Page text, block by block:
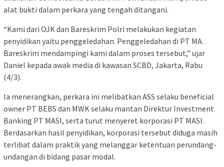
alat bukti dalam perkara yang tengah ditangani.
“Kami dari OJK dan Bareskrim Polri melakukan kegiatan
penyidikan yaitu penggeledahan. Penggeledahan di PT MA.
Bareskrim mendampingi kami dalam proses tersebut,” ujar
Daniel kepada awak media di kawasan SCBD, Jakarta, Rabu
(4/3).
Ia menerangkan, perkara ini melibatkan ASS selaku beneficial
owner PT BEBS dan MWK selaku mantan Direktur Investment
Banking PT MASI, serta turut menyeret korporasi PT MASI.
Berdasarkan hasil penyidikan, korporasi tersebut diduga masih
terlibat dalam praktik yang melanggar ketentuan perundang-
undangan di bidang pasar modal.